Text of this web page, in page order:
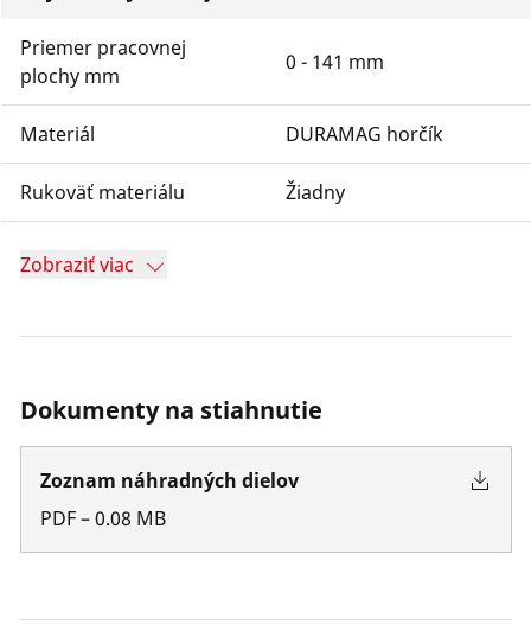
Priemer pracovnej
plochy mm
0 - 141 mm
Materiál DURAMAG horčík
Rukoväť materiálu Žiadny
Zobraziť viac
Dokumenty na stiahnutie
Zoznam náhradných dielov
PDF–0.08 MB